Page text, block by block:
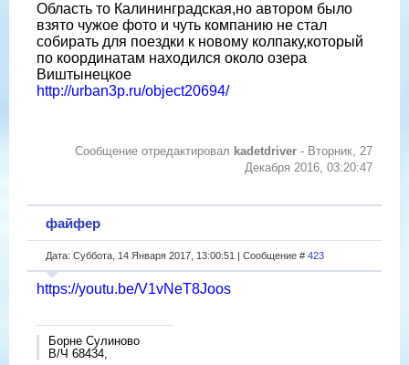
Область то Калининградская,но автором было
взято чужое фото и чуть компанию не стал
собирать для поездки к новому колпаку,который
по координатам находился около озера
Виштынецкое
http://urban3p.ru/object20694/
Сообщение отредактировал kadetdriver - Вторник, 27
Декабря 2016, 03:20:47
файфер
Дата: Суббота, 14 Января 2017, 13:00:51 | Сообщение # 423
https://youtu.be/V1vNeT8Joos
Борне Сулиново
В/Ч 68434,